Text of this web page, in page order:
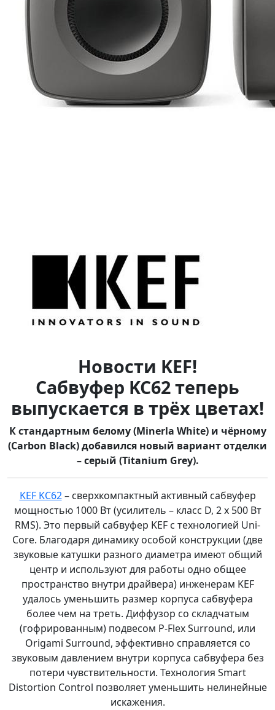
Новости KEF!
Сабвуфер KC62 теперь
выпускается в трёх цветах!
К стандартным белому (Minerla White) и чёрному
(Carbon Black) добавился новый вариант отделки
– серый (Titanium Grey).
KEF KC62– сверхкомпактный активный сабвуфер
мощностью 1000 Вт (усилитель – класс D, 2 х 500 Вт
RMS). Это первый сабвуфер KEF с технологией Uni-
Core. Благодаря динамику особой конструкции (две
звуковые катушки разного диаметра имеют общий
центр и используют для работы одно общее
пространство внутри драйвера) инженерам KEF
удалось уменьшить размер корпуса сабвуфера
более чем на треть. Диффузор со складчатым
(гофрированным) подвесом P-Flex Surround, или
Origami Surround, эффективно справляется со
звуковым давлением внутри корпуса сабвуфера без
потери чувствительности. Технология Smart
Distortion Control позволяет уменьшить нелинейные
искажения.